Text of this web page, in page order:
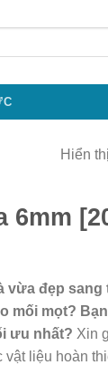
Hiển
6mm
vừa đẹp
mối mọt?
ưu nhất? Xin
vật liệu hoàn